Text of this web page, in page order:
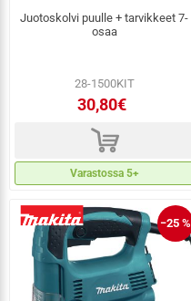
Juotoskolvi puulle + tarvikkeet 7-
osaa
28-1500KIT
30,80€
d
Varastossa 5+
−25 %